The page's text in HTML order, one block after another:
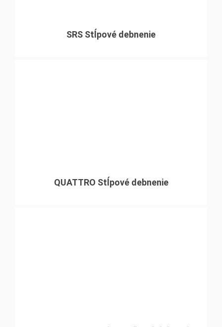
SRS Stĺpové debnenie
QUATTRO Stĺpové debnenie